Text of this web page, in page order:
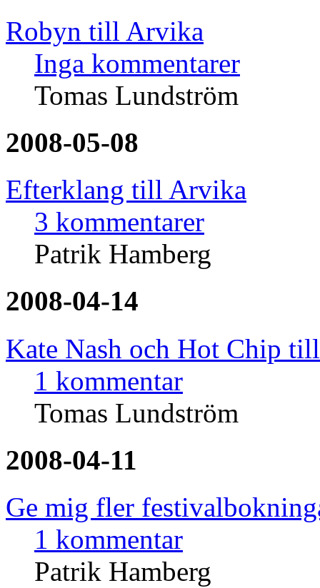
Robyn till Arvika
Inga kommentarer
Tomas Lundström
2008-05-08
Efterklang till Arvika
3 kommentarer
Patrik Hamberg
2008-04-14
Kate Nash och Hot Chip
1 kommentar
Tomas Lundström
2008-04-11
Ge mig fler
1 kommentar
Patrik Hamberg